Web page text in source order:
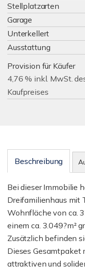
Stellplatzarten
Garage
Unterkellert
Ausstattung
Provision für Käufer
4,76 % inkl. MwSt.
Kaufpreises
Beschreibung
Bei dieser Immobilie
Dreifamilienhaus mit
Wohnfläche von ca.
einem ca. 3.049?m²
Zusätzlich befinden
Dieses Gesamtpaket
attraktiven und